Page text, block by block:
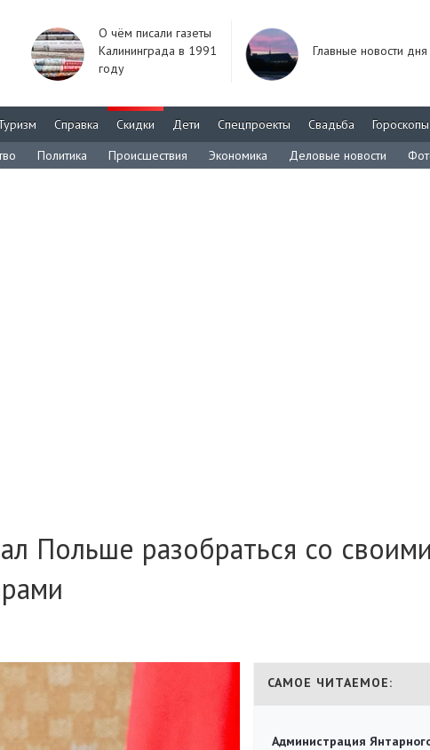
О чём писали газеты
Калининграда в 1991
году
Главные новости дня
Справка Скидки Дети Спецпроекты Свадьба
Гороскопы
Политика Происшествия Экономика Деловые новости
Польше разобраться со своими
САМОЕ ЧИТАЕМОЕ:
Администрация